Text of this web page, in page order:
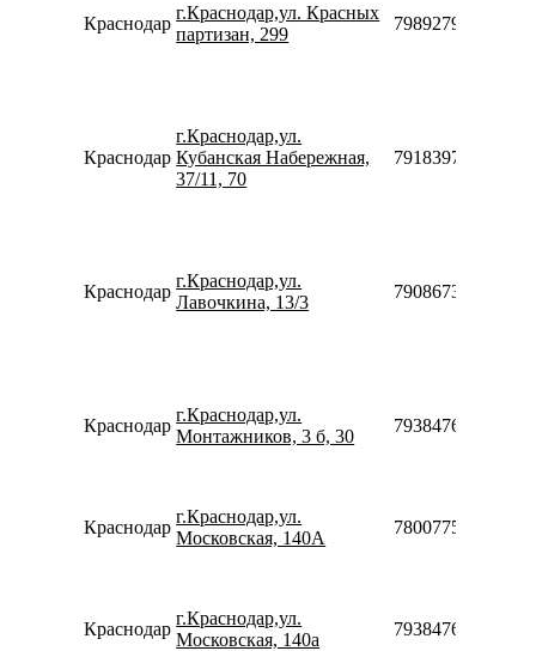
Краснодар
г.Краснодар,ул. Красных
партизан, 299
79892795000
Краснодар
г.Краснодар,ул.
Кубанская Набережная,
37/11, 70
79183972698
Краснодар
г.Краснодар,ул.
Лавочкина, 13/3
79086731739
Краснодар
г.Краснодар,ул.
Монтажников, 3 б, 30
Краснодар
г.Краснодар,ул.
Московская, 140А
78007753553
Краснодар
г.Краснодар,ул.
Московская, 140а